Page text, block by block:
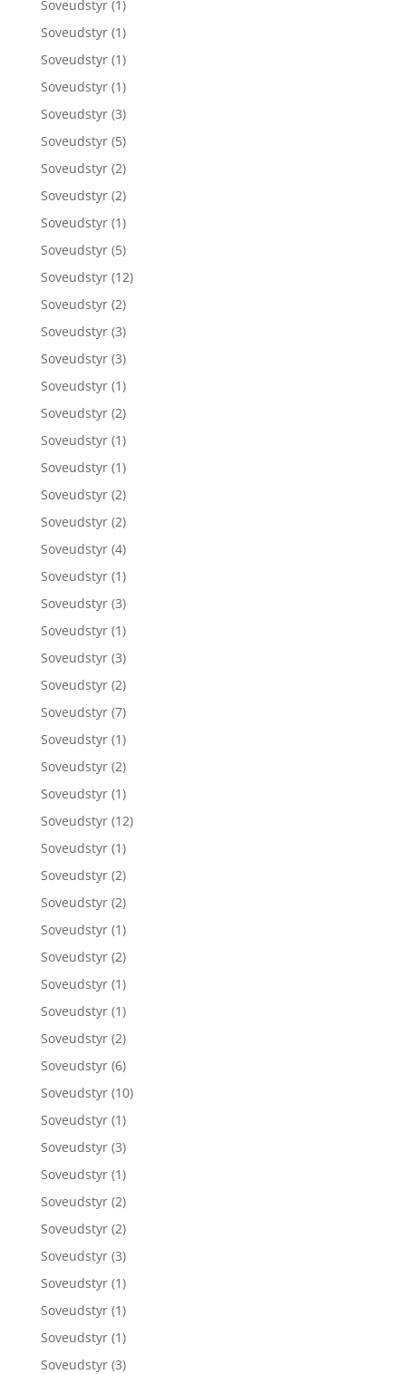
Soveudstyr (1)
Soveudstyr (1)
Soveudstyr (1)
Soveudstyr (1)
Soveudstyr (3)
Soveudstyr (5)
Soveudstyr (2)
Soveudstyr (2)
Soveudstyr (1)
Soveudstyr (5)
Soveudstyr (12)
Soveudstyr (2)
Soveudstyr (3)
Soveudstyr (3)
Soveudstyr (1)
Soveudstyr (2)
Soveudstyr (1)
Soveudstyr (1)
Soveudstyr (2)
Soveudstyr (2)
Soveudstyr (4)
Soveudstyr (1)
Soveudstyr (3)
Soveudstyr (1)
Soveudstyr (3)
Soveudstyr (2)
Soveudstyr (7)
Soveudstyr (1)
Soveudstyr (2)
Soveudstyr (1)
Soveudstyr (12)
Soveudstyr (1)
Soveudstyr (2)
Soveudstyr (2)
Soveudstyr (1)
Soveudstyr (2)
Soveudstyr (1)
Soveudstyr (1)
Soveudstyr (2)
Soveudstyr (6)
Soveudstyr (10)
Soveudstyr (1)
Soveudstyr (3)
Soveudstyr (1)
Soveudstyr (2)
Soveudstyr (2)
Soveudstyr (3)
Soveudstyr (1)
Soveudstyr (1)
Soveudstyr (1)
Soveudstyr (3)